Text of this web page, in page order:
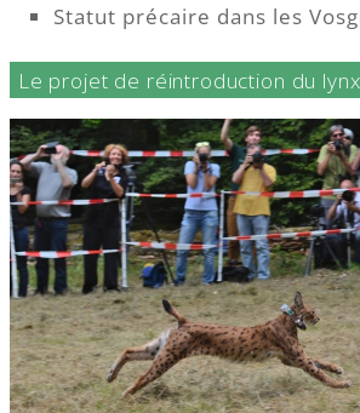
Statut précaire dans les
Le projet de réintroduction du lynx